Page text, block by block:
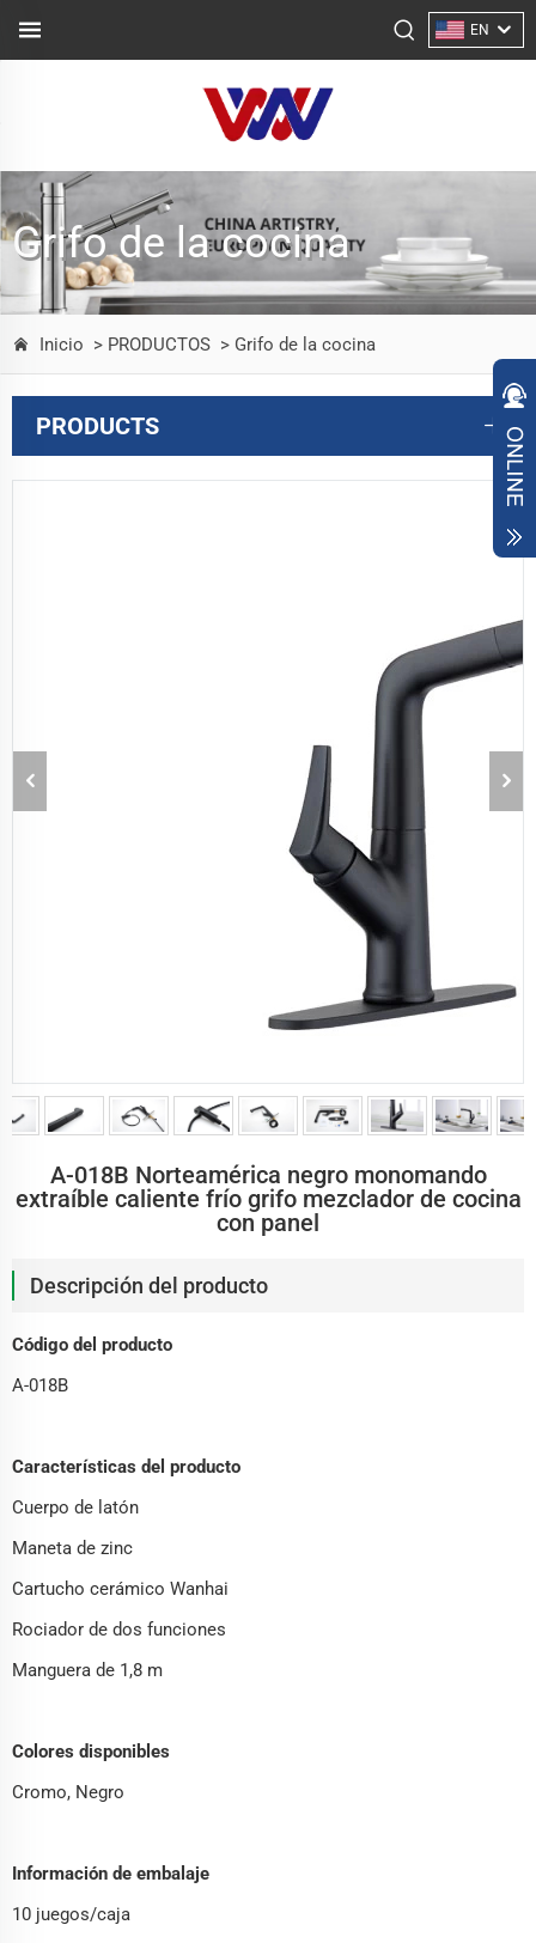
EN
Grifo de la cocina
Inicio > PRODUCTOS > Grifo de la cocina
PRODUCTS
A-018B Norteamérica negro monomando
extraíble caliente frío grifo mezclador de cocina
con panel
Descripción del producto
Código del producto
A-018B
Características del producto
Cuerpo de latón
Maneta de zinc
Cartucho cerámico Wanhai
Rociador de dos funciones
Manguera de 1,8 m
Colores disponibles
Cromo, Negro
Información de embalaje
10 juegos/caja